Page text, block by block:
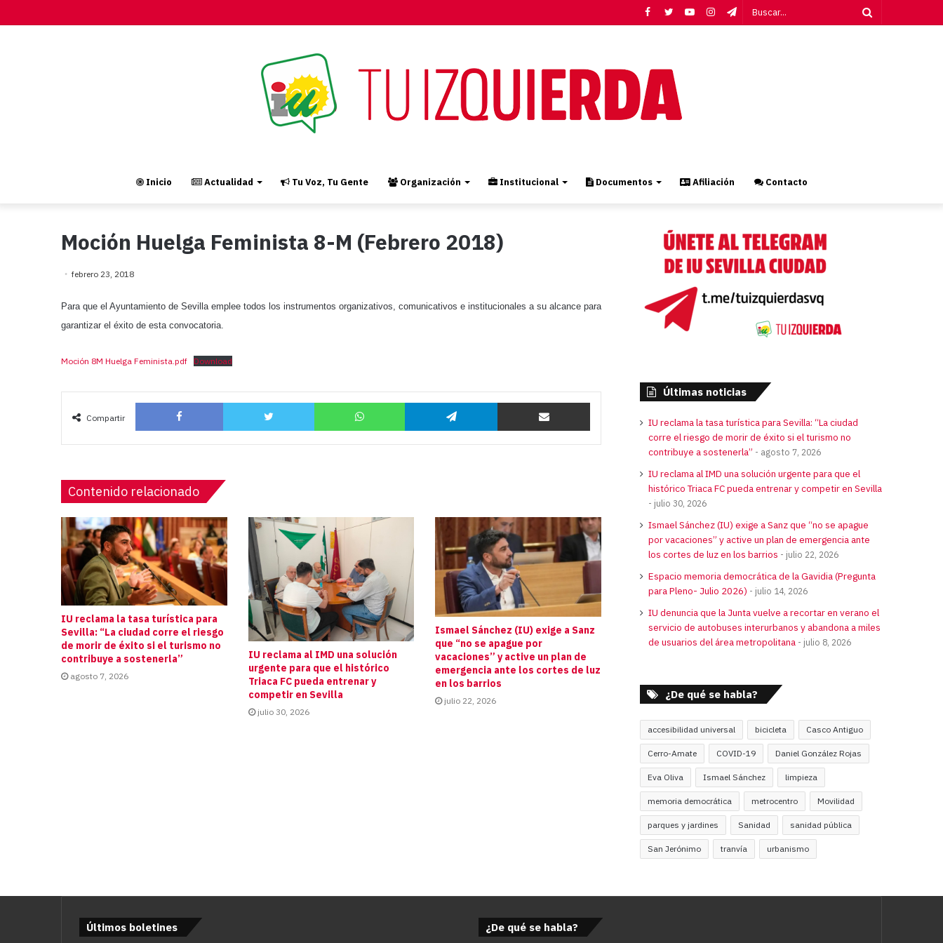
Telegram
Instagram
YouTube
Twitter
Facebook
Inicio Actualidad Tu Voz, Tu Gente Organización Institucional Documentos Afiliación Contacto
Moción Huelga Feminista 8-M (Febrero 2018)
febrero 23, 2018
Para que el Ayuntamiento de Sevilla emplee todos los instrumentos organizativos, comunicativos e institucionales a su alcance para
garantizar el éxito de esta convocatoria.
Moción 8M Huelga Feminista.pdf Download
Compartir
Facebook Twitter WhatsApp Telegram Compartir por correo
Contenido relacionado
IU reclama la tasa turística para
Sevilla: “La ciudad corre el riesgo
de morir de éxito si el turismo no
contribuye a sostenerla”
agosto 7, 2026
IU reclama al IMD una solución
urgente para que el histórico
Triaca FC pueda entrenar y
competir en Sevilla
julio 30, 2026
Ismael Sánchez (IU) exige a Sanz
que “no se apague por
vacaciones” y active un plan de
emergencia ante los cortes de luz
en los barrios
julio 22, 2026
Últimas noticias
IU reclama la tasa turística para Sevilla: “La ciudad
corre el riesgo de morir de éxito si el turismo no
contribuye a sostenerla”
agosto 7, 2026
IU reclama al IMD una solución urgente para que el
histórico Triaca FC pueda entrenar y competir en Sevilla
julio 30, 2026
Ismael Sánchez (IU) exige a Sanz que “no se apague
por vacaciones” y active un plan de emergencia ante
los cortes de luz en los barrios
julio 22, 2026
Espacio memoria democrática de la Gavidia (Pregunta
para Pleno- Julio 2026)
julio 14, 2026
IU denuncia que la Junta vuelve a recortar en verano el
servicio de autobuses interurbanos y abandona a miles
de usuarios del área metropolitana
julio 8, 2026
¿De qué se habla?
accesibilidad universal bicicleta Casco Antiguo
Cerro-Amate COVID-19 Daniel González Rojas
Eva Oliva Ismael Sánchez limpieza
memoria democrática metrocentro Movilidad
parques y jardines Sanidad sanidad pública
San Jerónimo tranvía urbanismo
Últimos boletines ¿De qué se habla?